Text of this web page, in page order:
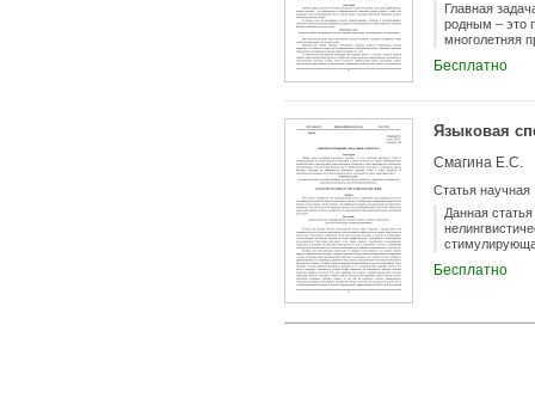
Главная
родным – это
многолетняя
типичные
Бесплатно
Языковая
Смагина Е.С.
Статья научная
Данная
Бесплатно